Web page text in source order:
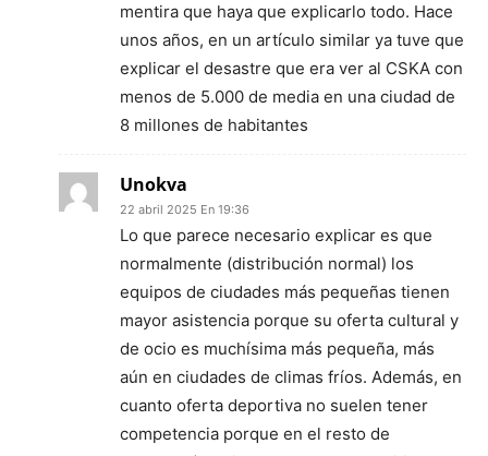
mentira que haya que explicarlo todo. Hace
unos años, en un artículo similar ya tuve que
explicar el desastre que era ver al CSKA con
menos de 5.000 de media en una ciudad de
8 millones de habitantes
Unokva
22 abril 2025 En 19:36
Lo que parece necesario explicar es que
normalmente (distribución normal) los
equipos de ciudades más pequeñas tienen
mayor asistencia porque su oferta cultural y
de ocio es muchísima más pequeña, más
aún en ciudades de climas fríos. Además, en
cuanto oferta deportiva no suelen tener
competencia porque en el resto de